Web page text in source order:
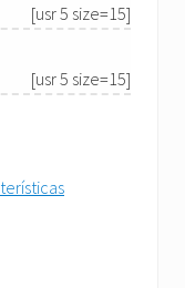
[usr 5 size=15]
[usr 5 size=15]